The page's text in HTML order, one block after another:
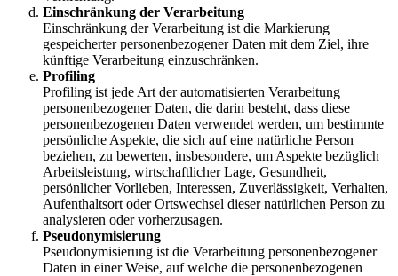
Einschränkung der Verarbeitung
Einschränkung der Verarbeitung ist die Markierung
gespeicherter personenbezogener Daten mit dem Ziel, ihre
künftige Verarbeitung einzuschränken.
Profiling
Profiling ist jede Art der automatisierten Verarbeitung
personenbezogener Daten, die darin besteht, dass diese
personenbezogenen Daten verwendet werden, um bestimmte
persönliche Aspekte, die sich auf eine natürliche Person
beziehen, zu bewerten, insbesondere, um Aspekte bezüglich
Arbeitsleistung, wirtschaftlicher Lage, Gesundheit,
persönlicher Vorlieben, Interessen, Zuverlässigkeit, Verhalten,
Aufenthaltsort oder Ortswechsel dieser natürlichen Person zu
analysieren oder vorherzusagen.
Pseudonymisierung
Pseudonymisierung ist die Verarbeitung personenbezogener
Daten in einer Weise, auf welche die personenbezogenen